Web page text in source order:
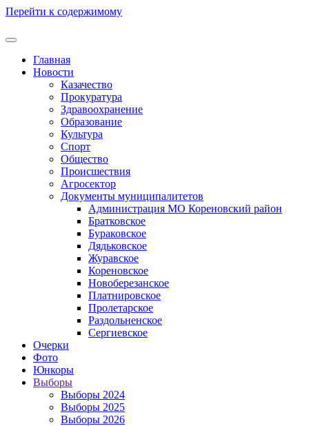
Перейти к содержимому
Главная
Новости
Казачество
Прокуратура
Здравоохранение
Образование
Культура
Спорт
Общество
Происшествия
Агросектор
Документы муниципалитетов
Администрация МО Кореновский район
Братковское
Бураковское
Дядьковское
Журавское
Кореновское
Новоберезанское
Платнировское
Пролетарское
Раздольненское
Сергиевское
Очерки
Фото
Юнкоры
Выборы
Выборы 2024
Выборы 2025
Выборы 2026